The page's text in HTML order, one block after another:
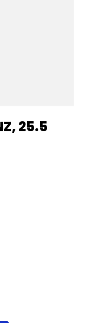
25.5